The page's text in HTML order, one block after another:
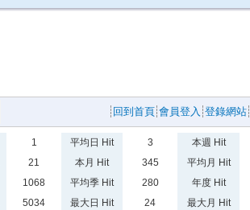
回到首頁 會員登入 登錄網站
1 平均日 Hit 3 本週 Hit
21 本月 Hit 345 平均月 Hit
1068 平均季 Hit 280 年度 Hit
5034 最大日 Hit 24 最大月 Hit